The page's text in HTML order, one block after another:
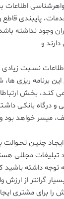
اطلاعات
پایبندی
وجود نداشته
و
نسـبت
این برنامه ریزی
می کنـد، بخـش
و درگاه بانکـی
خواهد بود و
چنیـن تحـوالت
تبلیغات مجللی
داشته باشید
گرانتر از
برای مشتری